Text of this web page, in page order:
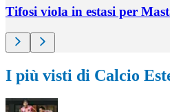
Tifosi viola in estasi per
I più visti di Calcio